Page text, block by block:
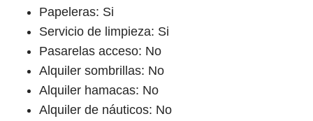
Papeleras: Si
Servicio de limpieza: Si
Pasarelas acceso: No
Alquiler sombrillas: No
Alquiler hamacas: No
Alquiler de náuticos: No